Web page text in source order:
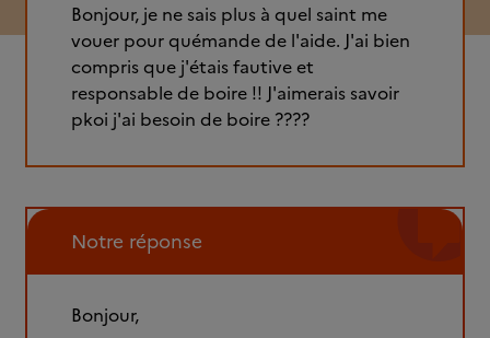
Bonjour, je ne sais plus à quel saint me
vouer pour quémande de l'aide. J'ai bien
compris que j'étais fautive et
responsable de boire !! J'aimerais savoir
pkoi j'ai besoin de boire ????
Notre réponse
Bonjour,